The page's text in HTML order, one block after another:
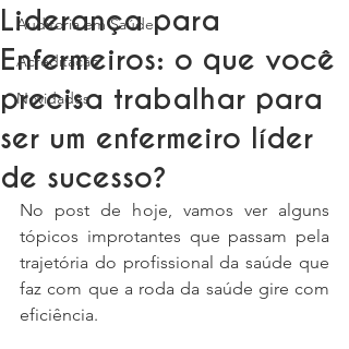
Auditoria em Saúde
Acreditação
Novidades
Liderança para
Enfermeiros: o que você
precisa trabalhar para
ser um enfermeiro líder
de sucesso?
No post de hoje, vamos ver alguns
tópicos improtantes que passam pela
trajetória do profissional da saúde que
faz com que a roda da saúde gire com
eficiência.